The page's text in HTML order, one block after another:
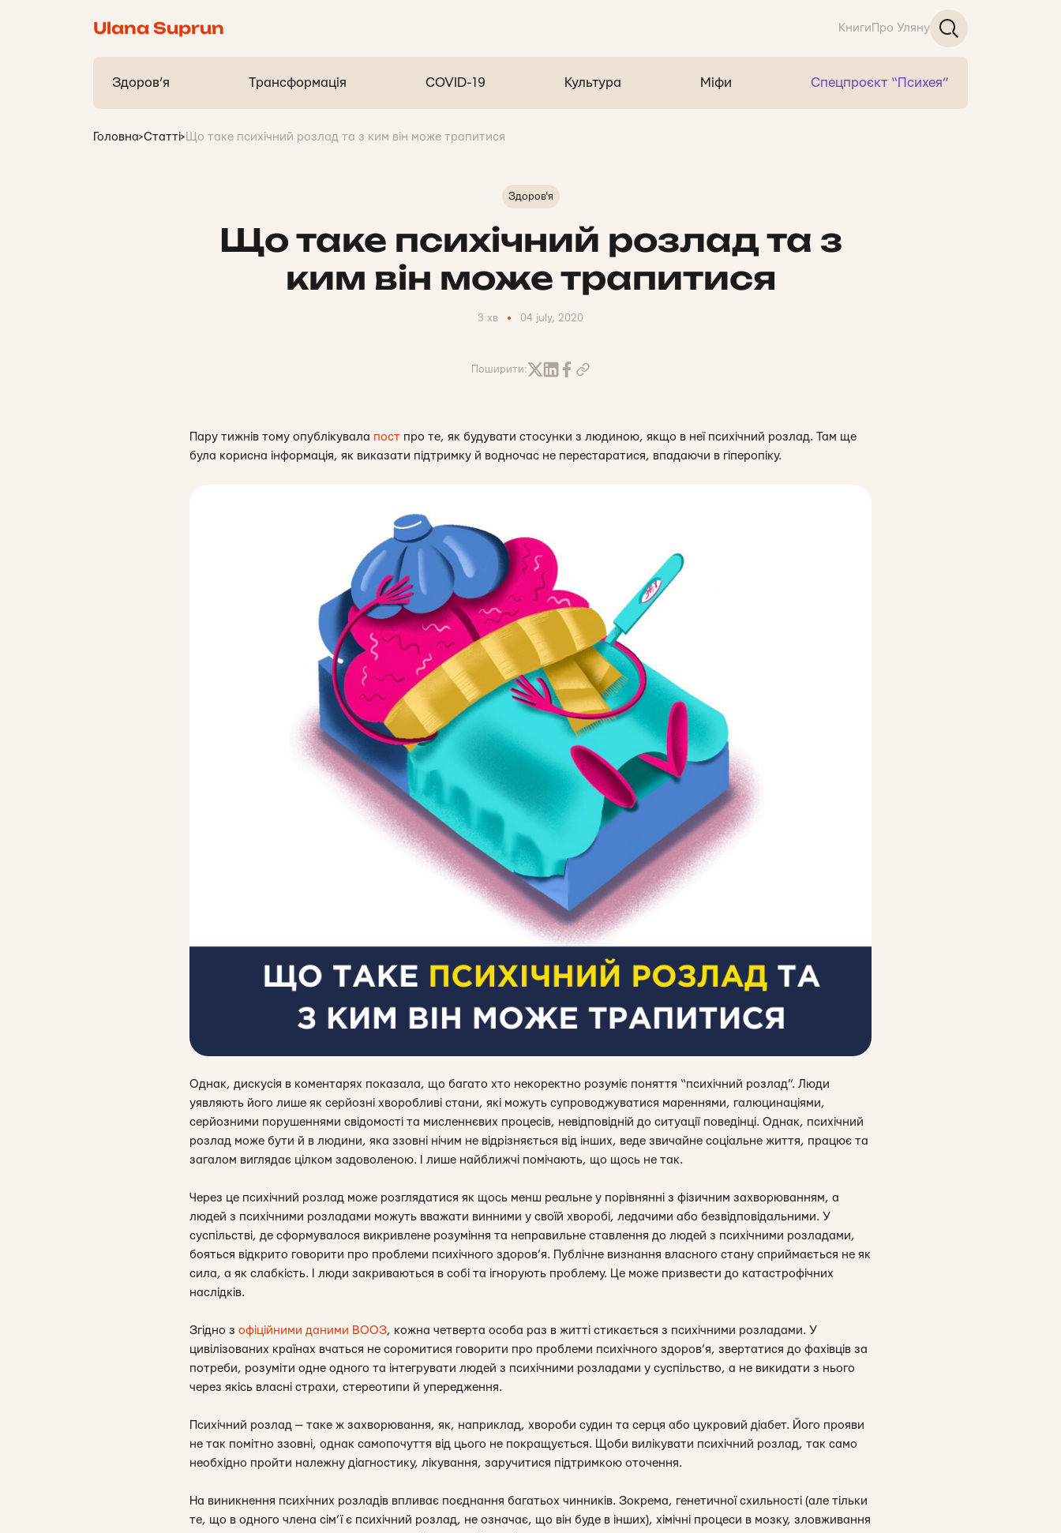
Ulana Suprun Книги Про Уляну
Здоров’я Трансформація COVID-19 Культура Міфи Спецпроєкт “Психея”
Головна>Статті> Що таке психічний розлад та з ким він може трапитися
Здоров'я
Що таке психічний розлад та з
ким він може трапитися
3 хв 04 july, 2020
Поширити:
Пару тижнів тому опублікувала пост про те, як будувати стосунки з людиною, якщо в неї психічний розлад. Там ще
була корисна інформація, як виказати підтримку й водночас не перестаратися, впадаючи в гіперопіку.
Однак, дискусія в коментарях показала, що багато хто некоректно розуміє поняття “психічний розлад”. Люди
уявляють його лише як серйозні хворобливі стани, які можуть супроводжуватися мареннями, галюцинаціями,
серйозними порушеннями свідомості та мисленнєвих процесів, невідповідній до ситуації поведінці. Однак, психічний
розлад може бути й в людини, яка ззовні нічим не відрізняється від інших, веде звичайне соціальне життя, працює та
загалом виглядає цілком задоволеною. І лише найближчі помічають, що щось не так.
Через це психічний розлад може розглядатися як щось менш реальне у порівнянні з фізичним захворюванням, а
людей з психічними розладами можуть вважати винними у своїй хворобі, ледачими або безвідповідальними. У
суспільстві, де сформувалося викривлене розуміння та неправильне ставлення до людей з психічними розладами,
бояться відкрито говорити про проблеми психічного здоров’я. Публічне визнання власного стану сприймається не як
сила, а як слабкість. І люди закриваються в собі та ігнорують проблему. Це може призвести до катастрофічних
наслідків.
Згідно з офіційними даними ВООЗ, кожна четверта особа раз в житті стикається з психічними розладами. У
цивілізованих країнах вчаться не соромитися говорити про проблеми психічного здоров’я, звертатися до фахівців за
потреби, розуміти одне одного та інтегрувати людей з психічними розладами у суспільство, а не викидати з нього
через якісь власні страхи, стереотипи й упередження.
Психічний розлад — таке ж захворювання, як, наприклад, хвороби судин та серця або цукровий діабет. Його прояви
не так помітно ззовні, однак самопочуття від цього не покращується. Щоби вилікувати психічний розлад, так само
необхідно пройти належну діагностику, лікування, заручитися підтримкою оточення.
На виникнення психічних розладів впливає поєднання багатьох чинників. Зокрема, генетичної схильності (але тільки
те, що в одного члена сім’ї є психічний розлад, не означає, що він буде в інших), хімічні процеси в мозку, зловживання